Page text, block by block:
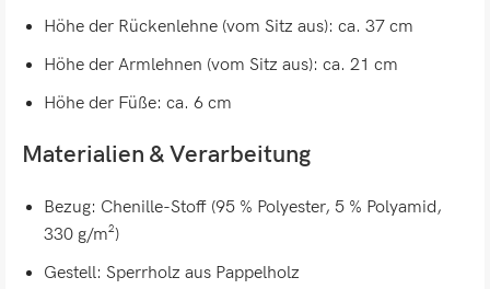
Höhe der Rückenlehne (vom Sitz aus): ca. 37 cm
Höhe der Armlehnen (vom Sitz aus): ca. 21 cm
Höhe der Füße: ca. 6 cm
Materialien & Verarbeitung
Bezug: Chenille-Stoff (95 % Polyester, 5 % Polyamid,
330 g/m²)
Gestell: Sperrholz aus Pappelholz